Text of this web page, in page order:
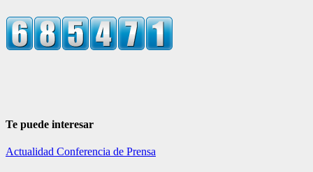
Te puede interesar
Actualidad Conferencia de Prensa